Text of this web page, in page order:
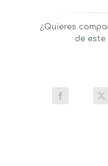
¿Quieres
de este